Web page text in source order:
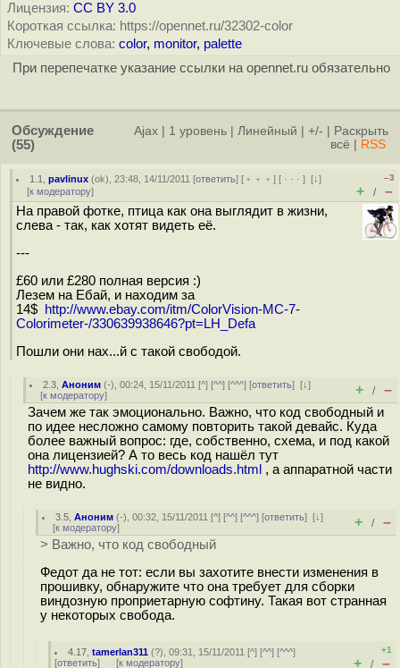
Лицензия: CC BY 3.0
Короткая ссылка: https://opennet.ru/32302-color
Ключевые слова: color, monitor, palette
При перепечатке указание ссылки на opennet.ru обязательно
Обсуждение
(55)
Ajax 1 уровень Линейный +/-
Раскрыть
всё
RSS
1.1 ,pavlinux (ok), 23:48, 14/11/2011 [ответить] [ ﹢﹢﹢] [ · · ·][↓]
[к модератору]
–3
+ / –
На правой фотке, птица как она выглядит в жизни,
слева - так, как хотят видеть её.
---
£60 или £280 полная версия :)
Лезем на Ебай, и находим за
14$
http://www.ebay.com/itm/ColorVision-MC-7-
Colorimeter-/330639938646?pt=LH_Defa
Пошли они нах...й с такой свободой.
2.3 ,Аноним (-), 00:24, 15/11/2011 [^] [^^] [^^^] [ответить][↓]
[к модератору] + / –
Зачем же так эмоционально. Важно, что код свободный и
по идее несложно самому повторить такой девайс. Куда
более важный вопрос: где, собственно, схема, и под какой
она лицензией? А то весь код нашёл тут
http://www.hughski.com/downloads.html , а аппаратной части
не видно.
3.5 ,Аноним (-), 00:32, 15/11/2011 [^] [^^] [^^^] [ответить][↓]
[к модератору] + / –
> Важно, что код свободный
Федот да не тот: если вы захотите внести изменения в
прошивку, обнаружите что она требует для сборки
виндозную проприетарную софтину. Такая вот странная
у некоторых свобода.
4.17 ,tamerlan311 (?), 09:31, 15/11/2011 [^] [^^] [^^^]
[ответить] [к модератору]
+1
+ / –